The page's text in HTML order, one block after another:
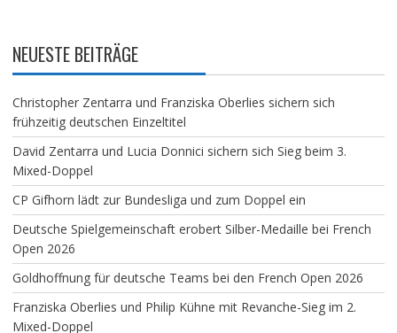
NEUESTE BEITRÄGE
Christopher Zentarra und Franziska Oberlies sichern sich
frühzeitig deutschen Einzeltitel
David Zentarra und Lucia Donnici sichern sich Sieg beim 3.
Mixed-Doppel
CP Gifhorn lädt zur Bundesliga und zum Doppel ein
Deutsche Spielgemeinschaft erobert Silber-Medaille bei French
Open 2026
Goldhoffnung für deutsche Teams bei den French Open 2026
Franziska Oberlies und Philip Kühne mit Revanche-Sieg im 2.
Mixed-Doppel